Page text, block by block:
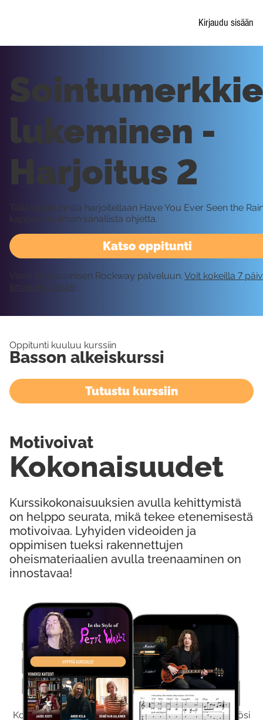
Kirjaudu sisään
Kokeile Ilmaiseksi
Kokeilemalla ilmaiseksi saat koko sisältömme käyttöösi
Katso oppitunti
lukeminen -
Harjoitus 2
Tällä oppitunnilla harjoitellaan Have You Ever Seen the
kappaletta ilman sanallista ohjetta.
Vaatii kirjautumisen Rockway palveluun. Voit kokeilla 7
ilmaiseksi tästä!
Oppitunti kuuluu kurssiin
Basson alkeiskurssi
Tutustu kurssiin
Kurssikokonaisuuksien avulla kehittymistä
on helppo seurata, mikä tekee etenemisestä
motivoivaa. Lyhyiden videoiden ja
oppimisen tueksi rakennettujen
oheismateriaalien avulla treenaaminen on
innostavaa!
Kokonaisuudet
Motivoivat